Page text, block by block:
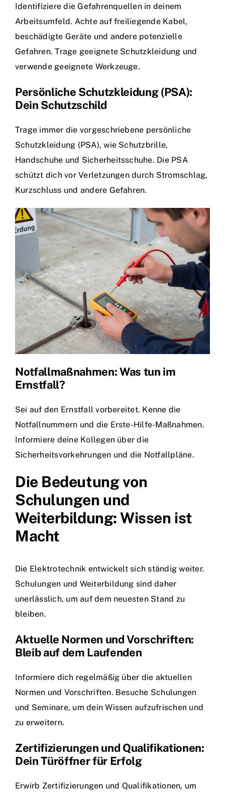
Identifiziere die Gefahrenquellen in deinem
Arbeitsumfeld. Achte auf freiliegende Kabel,
beschädigte Geräte und andere potenzielle
Gefahren. Trage geeignete Schutzkleidung und
verwende geeignete Werkzeuge.
Persönliche Schutzkleidung (PSA):
Dein Schutzschild
Trage immer die vorgeschriebene persönliche
Schutzkleidung (PSA), wie Schutzbrille,
Handschuhe und Sicherheitsschuhe. Die PSA
schützt dich vor Verletzungen durch Stromschlag,
Kurzschluss und andere Gefahren.
Notfallmaßnahmen: Was tun im
Ernstfall?
Sei auf den Ernstfall vorbereitet. Kenne die
Notfallnummern und die Erste-Hilfe-Maßnahmen.
Informiere deine Kollegen über die
Sicherheitsvorkehrungen und die Notfallpläne.
Die Bedeutung von
Schulungen und
Weiterbildung: Wissen ist
Macht
Die Elektrotechnik entwickelt sich ständig weiter.
Schulungen und Weiterbildung sind daher
unerlässlich, um auf dem neuesten Stand zu
bleiben.
Aktuelle Normen und Vorschriften:
Bleib auf dem Laufenden
Informiere dich regelmäßig über die aktuellen
Normen und Vorschriften. Besuche Schulungen
und Seminare, um dein Wissen aufzufrischen und
zu erweitern.
Zertifizierungen und Qualifikationen:
Dein Türöffner für Erfolg
Erwirb Zertifizierungen und Qualifikationen, um